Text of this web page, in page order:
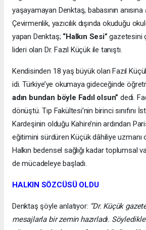
yaşayamayan Denktaş, babasının
Çevirmenlik, yazıcılık dışında okuduğu
yapan Denktaş; “Halkın Sesi”gazetesini
lideri olan Dr. Fazıl Küçük ile tanıştı.
Kendisinden 18 yaş büyük olan Fazıl
idi. Türkiye’ye okumaya gideceğinde
adın bundan böyle Fadıl olsun” dedi.
dönüştü. Tıp Fakültesi’nin birinci sınıfını
Kardeşinin olduğu Kahire’nin ardından
eğitimini sürdüren Küçük dâhiliye uzmanı
Halkın bedensel sağlığı kadar toplumsal
de mücadeleye başladı.
HALKIN SÖZCÜSÜ OLDU
Denktaş şöyle anlatıyor: “Dr. Küçük
mesajlarla bir zemin hazırladı.